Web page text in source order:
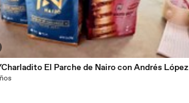
El Parche de Nairo con Andrés López